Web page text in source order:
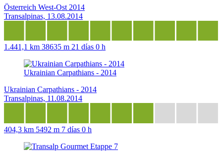
Österreich West-Ost 2014
Transalpinas, 13.08.2014
1.441,1 km 38635 m 21 días 0 h
Ukrainian Carpathians - 2014
Ukrainian Carpathians - 2014
Transalpinas, 11.08.2014
404,3 km 5492 m 7 días 0 h